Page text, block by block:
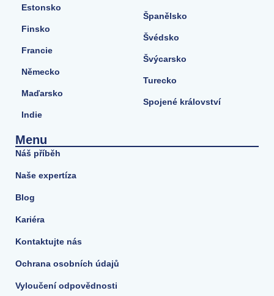
Estonsko
Finsko
Francie
Německo
Maďarsko
Indie
Španělsko
Švédsko
Švýcarsko
Turecko
Spojené království
Menu
Náš příběh
Naše expertíza
Blog
Kariéra
Kontaktujte nás
Ochrana osobních údajů
Vyloučení odpovědnosti